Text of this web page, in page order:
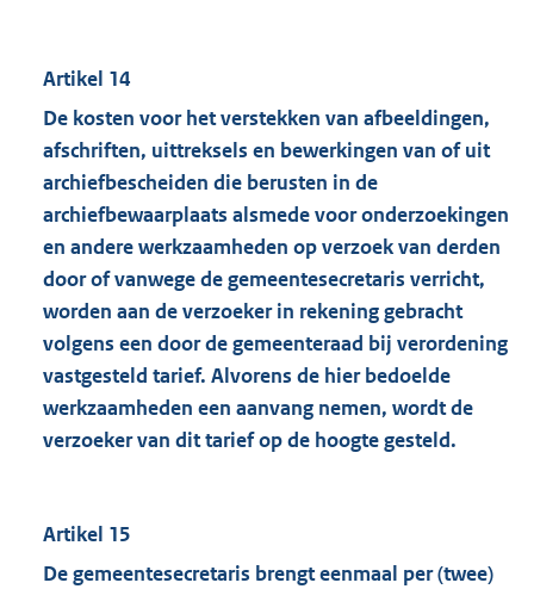
Artikel 14
De kosten voor het verstekken van afbeeldingen,
afschriften, uittreksels en bewerkingen van of uit
archiefbescheiden die berusten in de
archiefbewaarplaats alsmede voor onderzoekingen
en andere werkzaamheden op verzoek van derden
door of vanwege de gemeentesecretaris verricht,
worden aan de verzoeker in rekening gebracht
volgens een door de gemeenteraad bij verordening
vastgesteld tarief. Alvorens de hier bedoelde
werkzaamheden een aanvang nemen, wordt de
verzoeker van dit tarief op de hoogte gesteld.
Artikel 15
De gemeentesecretaris brengt eenmaal per (twee)